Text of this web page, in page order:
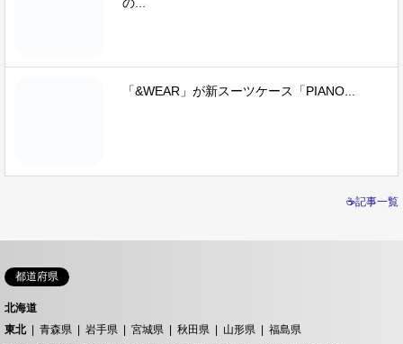
の...
「&WEAR」が新スーツケース「PIANO...
☕記事一覧
都道府県
北海道
東北
青森県 岩手県 宮城県 秋田県 山形県
福島県